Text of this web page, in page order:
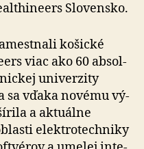
Slovensko.
košické
viac ako 60 absol­
uni­ver­zity
sa vďaka novému vý­
a ak­tu­álne
elektro­tech­niky